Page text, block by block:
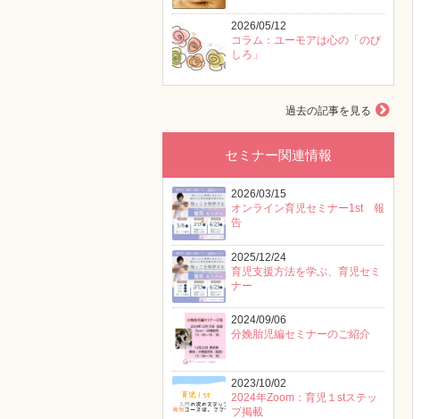
2026/05/12
コラム：ユーモアは心の「のび
しろ」
過去の記事を見る
セミナー関連情報
2026/03/15
オンライン育児セミナー1st 報
告
2025/12/24
育児支援方法を学ぶ、育児セミ
ナー
2024/09/06
分娩胎児編セミナーのご紹介
2023/10/02
2024年Zoom：育児１stステッ
プ掲載